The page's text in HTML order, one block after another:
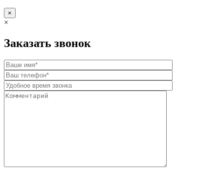
×
×
Заказать звонок